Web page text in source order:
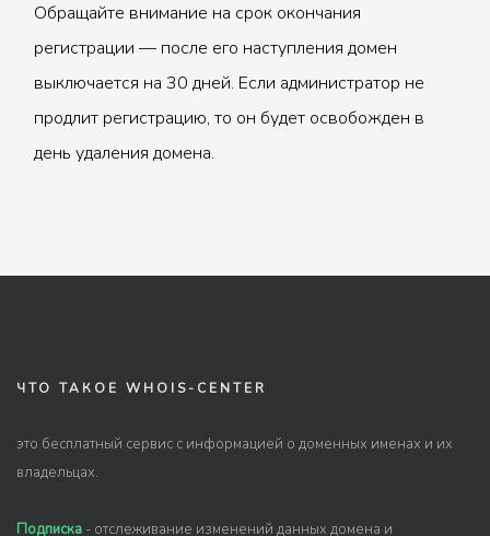
Обращайте внимание на срок окончания
регистрации — после его наступления домен
выключается на 30 дней. Если администратор не
продлит регистрацию, то он будет освобожден в
день удаления домена.
ЧТО ТАКОЕ WHOIS-CENTER
это бесплатный сервис с информацией о доменных именах и их
владельцах.
Подписка - отслеживание изменений данных домена и